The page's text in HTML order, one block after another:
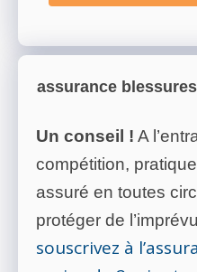
assurance blessures
Un conseil ! A
compétition,
assuré en toutes
protéger de
souscrivez à